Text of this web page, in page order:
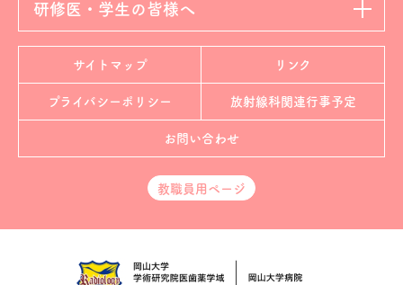
研修医・学生の皆様へ
サイトマップ リンク
プライバシーポリシー 放射線科関連行事予定
お問い合わせ
教職員用ページ